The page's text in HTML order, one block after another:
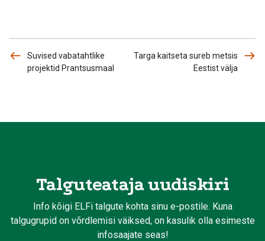
Suvised vabatahtlike
projektid Prantsusmaal
Targa kaitseta sureb metsis
Eestist välja
Talguteataja uudiskiri
Info kõigi ELFi talgute kohta sinu e-postile. Kuna
talgugrupid on võrdlemisi väiksed, on kasulik olla esimeste
infosaajate seas!